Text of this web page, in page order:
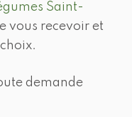
Saint-
vous recevoir et
demande